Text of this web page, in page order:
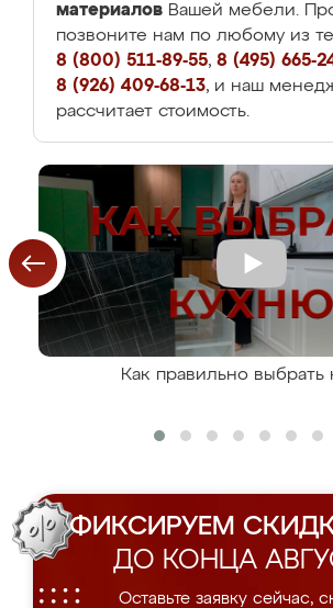
материалов Вашей мебели.
позвоните нам по любому из
8 (800) 511-89-55, 8 (495) 665-
8 (926) 409-68-13, и наш
рассчитает стоимость.
Как правильно выбрать
ФИКСИРУЕМ
ДО КОНЦА
Оставьте заявку сейчас,